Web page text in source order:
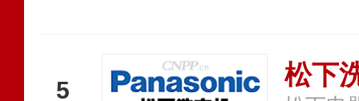
5 松下